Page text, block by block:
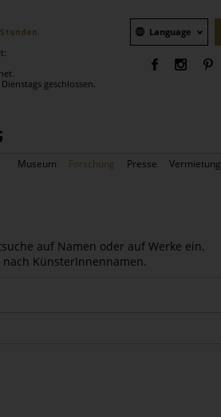
geschlossen.
Sprachauswahl
Language
Museum Forschung Presse Vermietung
auf Namen oder auf Werke ein.
KünsterInnennamen.